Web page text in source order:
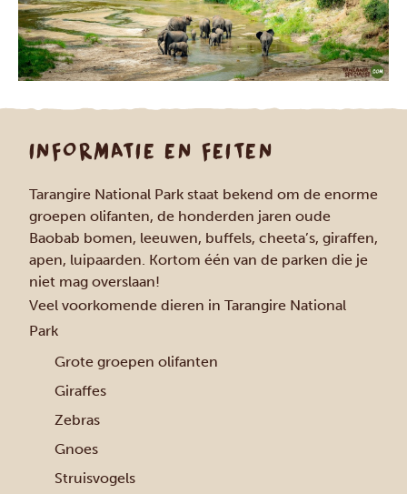
INFORMATIE EN FEITEN
Tarangire National Park staat bekend om de enorme
groepen olifanten, de honderden jaren oude
Baobab bomen, leeuwen, buffels, cheeta’s, giraffen,
apen, luipaarden. Kortom één van de parken die je
niet mag overslaan!
Veel voorkomende dieren in Tarangire National
Park
Grote groepen olifanten
Giraffes
Zebras
Gnoes
Struisvogels